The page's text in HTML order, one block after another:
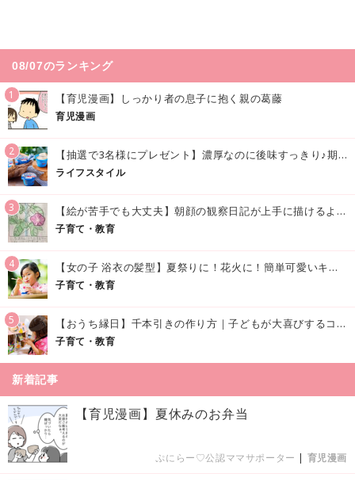
08/07のランキング
1 【育児漫画】しっかり者の息子に抱く親の葛藤
育児漫画
2 【抽選で3名様にプレゼント】濃厚なのに後味すっきり♪期間限定の「メイトーのなめらかプリン カルピス®入りソース」で夏を味わおう！
ライフスタイル
3 【絵が苦手でも大丈夫】朝顔の観察日記が上手に描けるようになる方法｜イラスト付き
子育て・教育
4 【女の子 浴衣の髪型】夏祭りに！花火に！簡単可愛いキッズの浴衣ヘアアレンジまとめ
子育て・教育
5 【おうち縁日】千本引きの作り方｜子どもが大喜びするコツやアイデア♪
子育て・教育
新着記事
【育児漫画】夏休みのお弁当
ぷにらー♡公認ママサポーター | 育児漫画